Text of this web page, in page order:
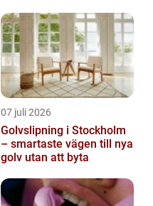
07 juli 2026
Golvslipning i Stockholm
– smartaste vägen till nya
golv utan att byta